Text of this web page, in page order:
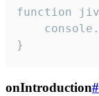
function
}
onIntroduction#